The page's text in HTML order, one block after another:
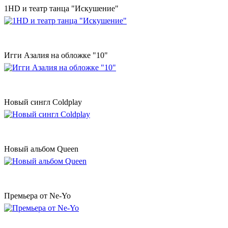
1HD и театр танца "Искушение"
Игги Азалия на обложке "10"
Новый сингл Coldplay
Новый альбом Queen
Премьера от Ne-Yo